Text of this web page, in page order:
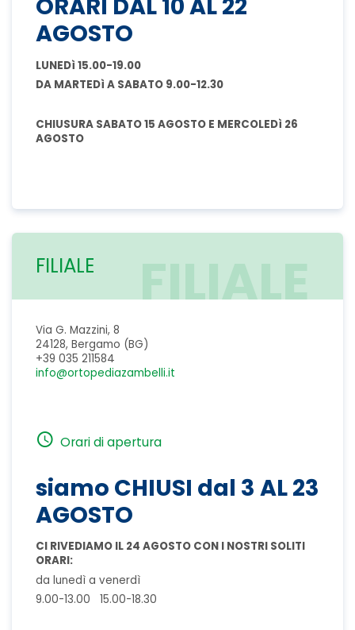
ORARI DAL 10 AL 22
AGOSTO
LUNEDì 15.00-19.00
DA MARTEDì A SABATO 9.00-12.30
CHIUSURA SABATO 15 AGOSTO E MERCOLEDì 26
AGOSTO
FILIALE FILIALE
Via G. Mazzini, 8
24128, Bergamo (BG)
+39 035 211584
info@ortopediazambelli.it
Orari di apertura
siamo CHIUSI dal 3 AL 23
AGOSTO
CI RIVEDIAMO IL 24 AGOSTO CON I NOSTRI SOLITI
ORARI:
da lunedì a venerdì
9.00-13.00 15.00-18.30